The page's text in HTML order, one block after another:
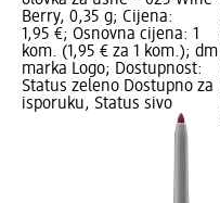
Berry, 0,35 g; Cijena:
1,95 €; Osnovna cijena: 1
kom. (1,95 € za 1 kom.); dm
marka Logo; Dostupnost:
Status zeleno Dostupno za
isporuku, Status sivo